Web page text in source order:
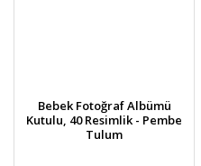
Bebek Fotoğraf Albümü
Kutulu, 40 Resimlik - Pembe
Tulum